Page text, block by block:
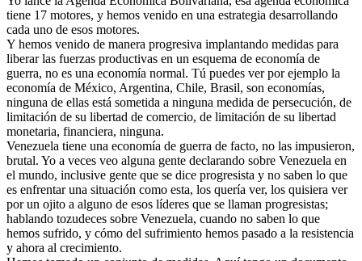
tiene 17 motores, y hemos venido en una estrategia desarrollando
cada uno de esos motores.
Y hemos venido de manera progresiva implantando medidas para
liberar las fuerzas productivas en un esquema de economía de
guerra, no es una economía normal. Tú puedes ver por ejemplo la
economía de México, Argentina, Chile, Brasil, son economías,
ninguna de ellas está sometida a ninguna medida de persecución, de
limitación de su libertad de comercio, de limitación de su libertad
monetaria, financiera, ninguna.
Venezuela tiene una economía de guerra de facto, no las impusieron,
brutal. Yo a veces veo alguna gente declarando sobre Venezuela en
el mundo, inclusive gente que se dice progresista y no saben lo que
es enfrentar una situación como esta, los quería ver, los quisiera ver
por un ojito a alguno de esos líderes que se llaman progresistas;
hablando tozudeces sobre Venezuela, cuando no saben lo que
hemos sufrido, y cómo del sufrimiento hemos pasado a la resistencia
y ahora al crecimiento.